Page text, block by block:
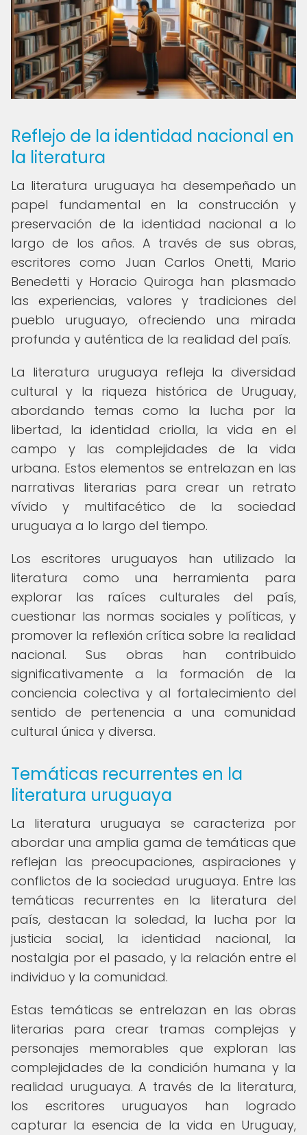
Reflejo de la identidad nacional en
la literatura
La literatura uruguaya ha desempeñado un
papel fundamental en la construcción y
preservación de la identidad nacional a lo
largo de los años. A través de sus obras,
escritores como Juan Carlos Onetti, Mario
Benedetti y Horacio Quiroga han plasmado
las experiencias, valores y tradiciones del
pueblo uruguayo, ofreciendo una mirada
profunda y auténtica de la realidad del país.
La literatura uruguaya refleja la diversidad
cultural y la riqueza histórica de Uruguay,
abordando temas como la lucha por la
libertad, la identidad criolla, la vida en el
campo y las complejidades de la vida
urbana. Estos elementos se entrelazan en las
narrativas literarias para crear un retrato
vívido y multifacético de la sociedad
uruguaya a lo largo del tiempo.
Los escritores uruguayos han utilizado la
literatura como una herramienta para
explorar las raíces culturales del país,
cuestionar las normas sociales y políticas, y
promover la reflexión crítica sobre la realidad
nacional. Sus obras han contribuido
significativamente a la formación de la
conciencia colectiva y al fortalecimiento del
sentido de pertenencia a una comunidad
cultural única y diversa.
Temáticas recurrentes en la
literatura uruguaya
La literatura uruguaya se caracteriza por
abordar una amplia gama de temáticas que
reflejan las preocupaciones, aspiraciones y
conflictos de la sociedad uruguaya. Entre las
temáticas recurrentes en la literatura del
país, destacan la soledad, la lucha por la
justicia social, la identidad nacional, la
nostalgia por el pasado, y la relación entre el
individuo y la comunidad.
Estas temáticas se entrelazan en las obras
literarias para crear tramas complejas y
personajes memorables que exploran las
complejidades de la condición humana y la
realidad uruguaya. A través de la literatura,
los escritores uruguayos han logrado
capturar la esencia de la vida en Uruguay,